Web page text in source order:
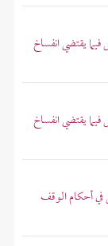
يقتضي انفساخ
يقتضي انفساخ
أحكام الوقف